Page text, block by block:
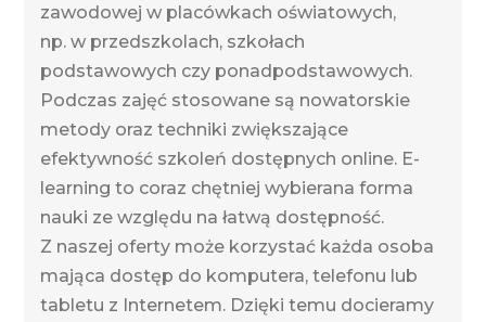
zawodowej w placówkach oświatowych,
np. w przedszkolach, szkołach
podstawowych czy ponadpodstawowych.
Podczas zajęć stosowane są nowatorskie
metody oraz techniki zwiększające
efektywność szkoleń dostępnych online. E-
learning to coraz chętniej wybierana forma
nauki ze względu na łatwą dostępność.
Z naszej oferty może korzystać każda osoba
mająca dostęp do komputera, telefonu lub
tabletu z Internetem. Dzięki temu docieramy